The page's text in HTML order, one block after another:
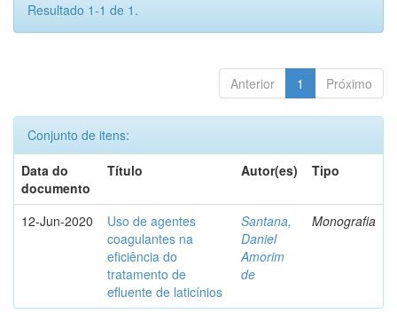
Resultado 1-1 de 1.
Anterior 1 Próximo
Conjunto de itens:
Data do
documento
Título Autor(es) Tipo
12-Jun-2020
Uso de agentes
coagulantes na
eficiência do
tratamento de
efluente de laticínios
Santana,
Daniel
Amorim
de
Monografia